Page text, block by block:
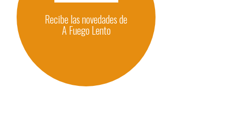
Recibe las novedades de
A Fuego Lento